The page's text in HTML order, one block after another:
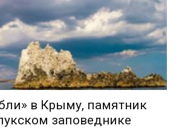
в Крыму, памятник
заповеднике